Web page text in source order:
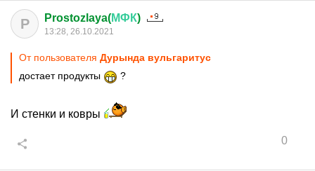
P Prostozlaya(МФК)
13:28, 26.10.2021
От пользователя Дурында вульгаритус
достает продукты
?
И стенки и ковры
0